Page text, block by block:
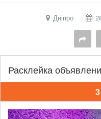
Дніпро
Расклейка